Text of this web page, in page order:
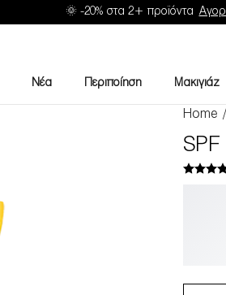
🌞 -20% στα 2+ προϊόντα
Νέα Περιποίηση Μακιγιάζ
Home /
SPF